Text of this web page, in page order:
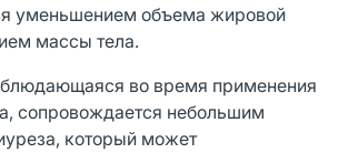
уменьшением объема жировой
массы тела.
во время применения
сопровождается небольшим
который может